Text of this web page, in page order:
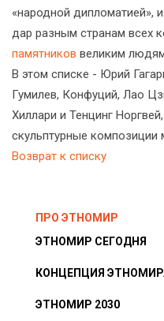
«народной дипломатией»,
дар разным странам всех
памятников великим людям
В этом списке - Юрий
Гумилев, Конфуций, Лао
Хиллари и Тенцинг
скульптурные
Возврат к списку
ПРО ЭТНОМИР
ЭТНОМИР СЕГОДНЯ
КОНЦЕПЦИЯ
ЭТНОМИР 2030